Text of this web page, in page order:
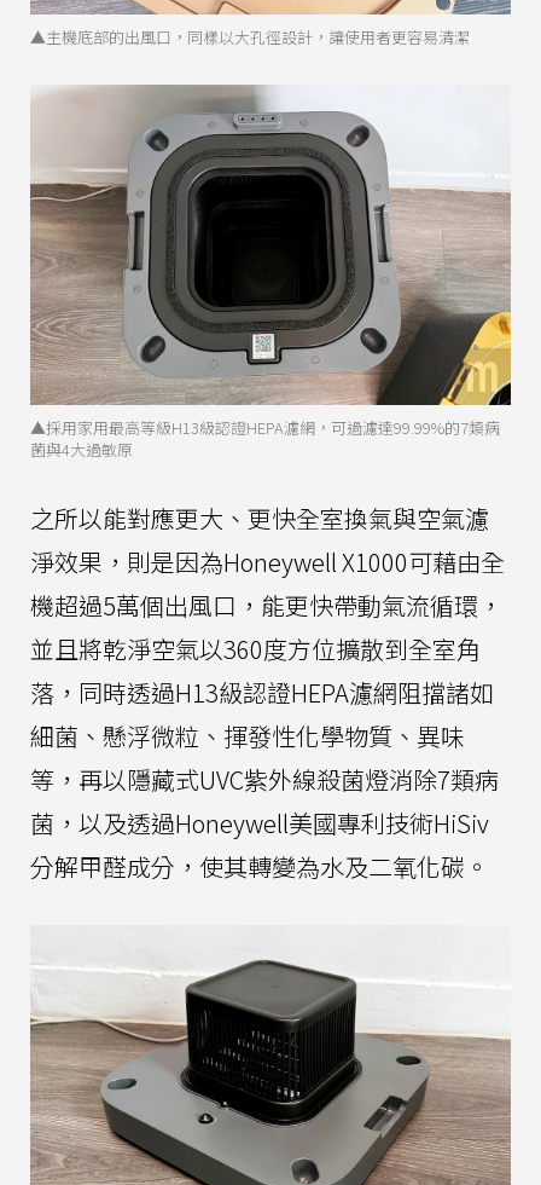
▲主機底部的出風口，同樣以大孔徑設計，讓使用者更容易清潔
▲採用家用最高等級H13級認證HEPA濾網，可過濾達99.99%的7類病
菌與4大過敏原
之所以能對應更大、更快全室換氣與空氣濾
淨效果，則是因為Honeywell X1000可藉由全
機超過5萬個出風口，能更快帶動氣流循環，
並且將乾淨空氣以360度方位擴散到全室角
落，同時透過H13級認證HEPA濾網阻擋諸如
細菌、懸浮微粒、揮發性化學物質、異味
等，再以隱藏式UVC紫外線殺菌燈消除7類病
菌，以及透過Honeywell美國專利技術HiSiv
分解甲醛成分，使其轉變為水及二氧化碳。